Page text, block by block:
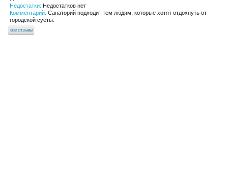
Недостатки: Недостатков нет
Комментарий: Санаторий подходит тем людям, которые хотят отдохнуть от
городской суеты.
все отзывы